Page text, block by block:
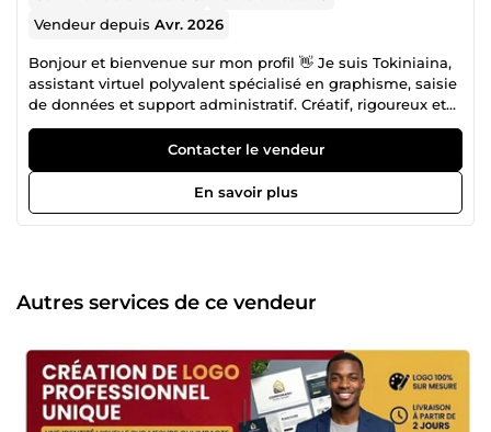
Vendeur depuisAvr. 2026
Bonjour et bienvenue sur mon profil 👋 Je suis Tokiniaina,
assistant virtuel polyvalent spécialisé en graphisme, saisie
de données et support administratif. Créatif, rigoureux et
organisé, je vous accompagne dans vos projets digitaux et
la gestion de vos tâches quotidiennes. 💼 Mes
compétences principales : 🎨 Graphisme avec Photoshop
(création de visuels, retouches, design) 💻 Assistance
virtuelle (gestion de tâches administratives) ⌨️ Saisie de
choisir ? ✔ Profil polyvalent et efficace ✔ Travail soigné et
professionnel ✔ Respect des délais ✔ Bonne
fournir des visuels attractifs et un travail de gestion fiable
afin d’améliorer votre organisation et votre image.
N’hésitez pas à me contacter pour discuter de votre projet.
Je serai ravi de collaborer avec vous 🤝
Contacter le vendeur
En savoir plus
Autres services de ce vendeur